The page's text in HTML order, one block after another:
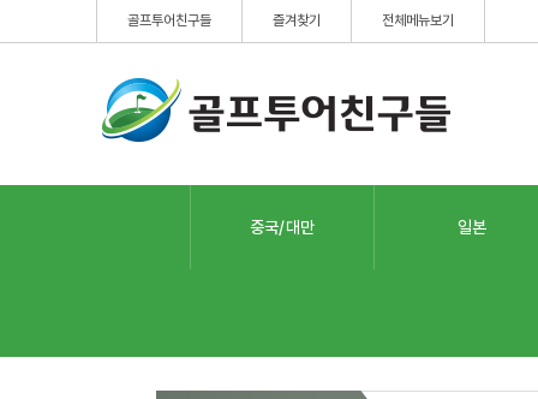
골프투어친구들 즐겨찾기 전체메뉴보기
중국/대만 일본